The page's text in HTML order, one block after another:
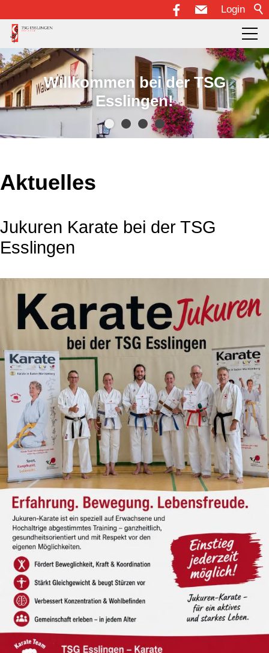
Login
Über uns
Abteilungen
Downloadcenter
Willkommen bei der TSG
Esslingen!
Aktuelles
Jukuren Karate bei der TSG
Esslingen